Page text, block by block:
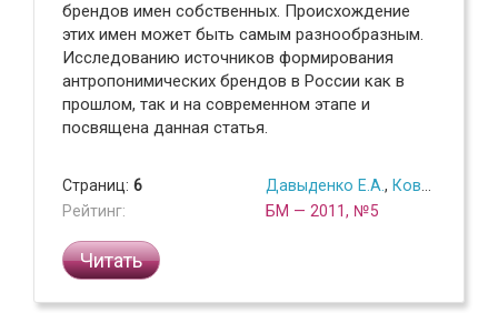
брендов имен собственных. Происхождение
этих имен может быть самым разнообразным.
Исследованию источников формирования
антропонимических брендов в России как в
прошлом, так и на современном этапе и
посвящена данная статья.
Страниц: 6
Рейтинг:
Давыденко Е.А. , Ковтунов А.Ф.
БМ — 2011, №5
Читать